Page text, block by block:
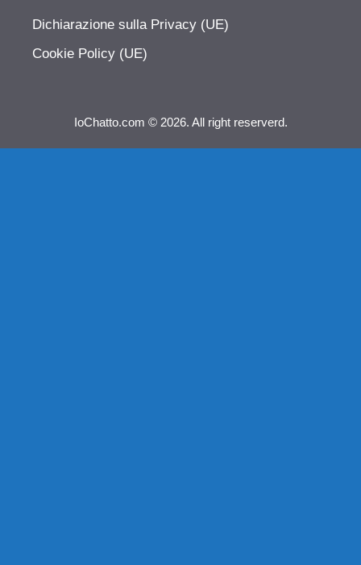
Dichiarazione sulla Privacy (UE)
Cookie Policy (UE)
IoChatto.com © 2026. All right reserverd.